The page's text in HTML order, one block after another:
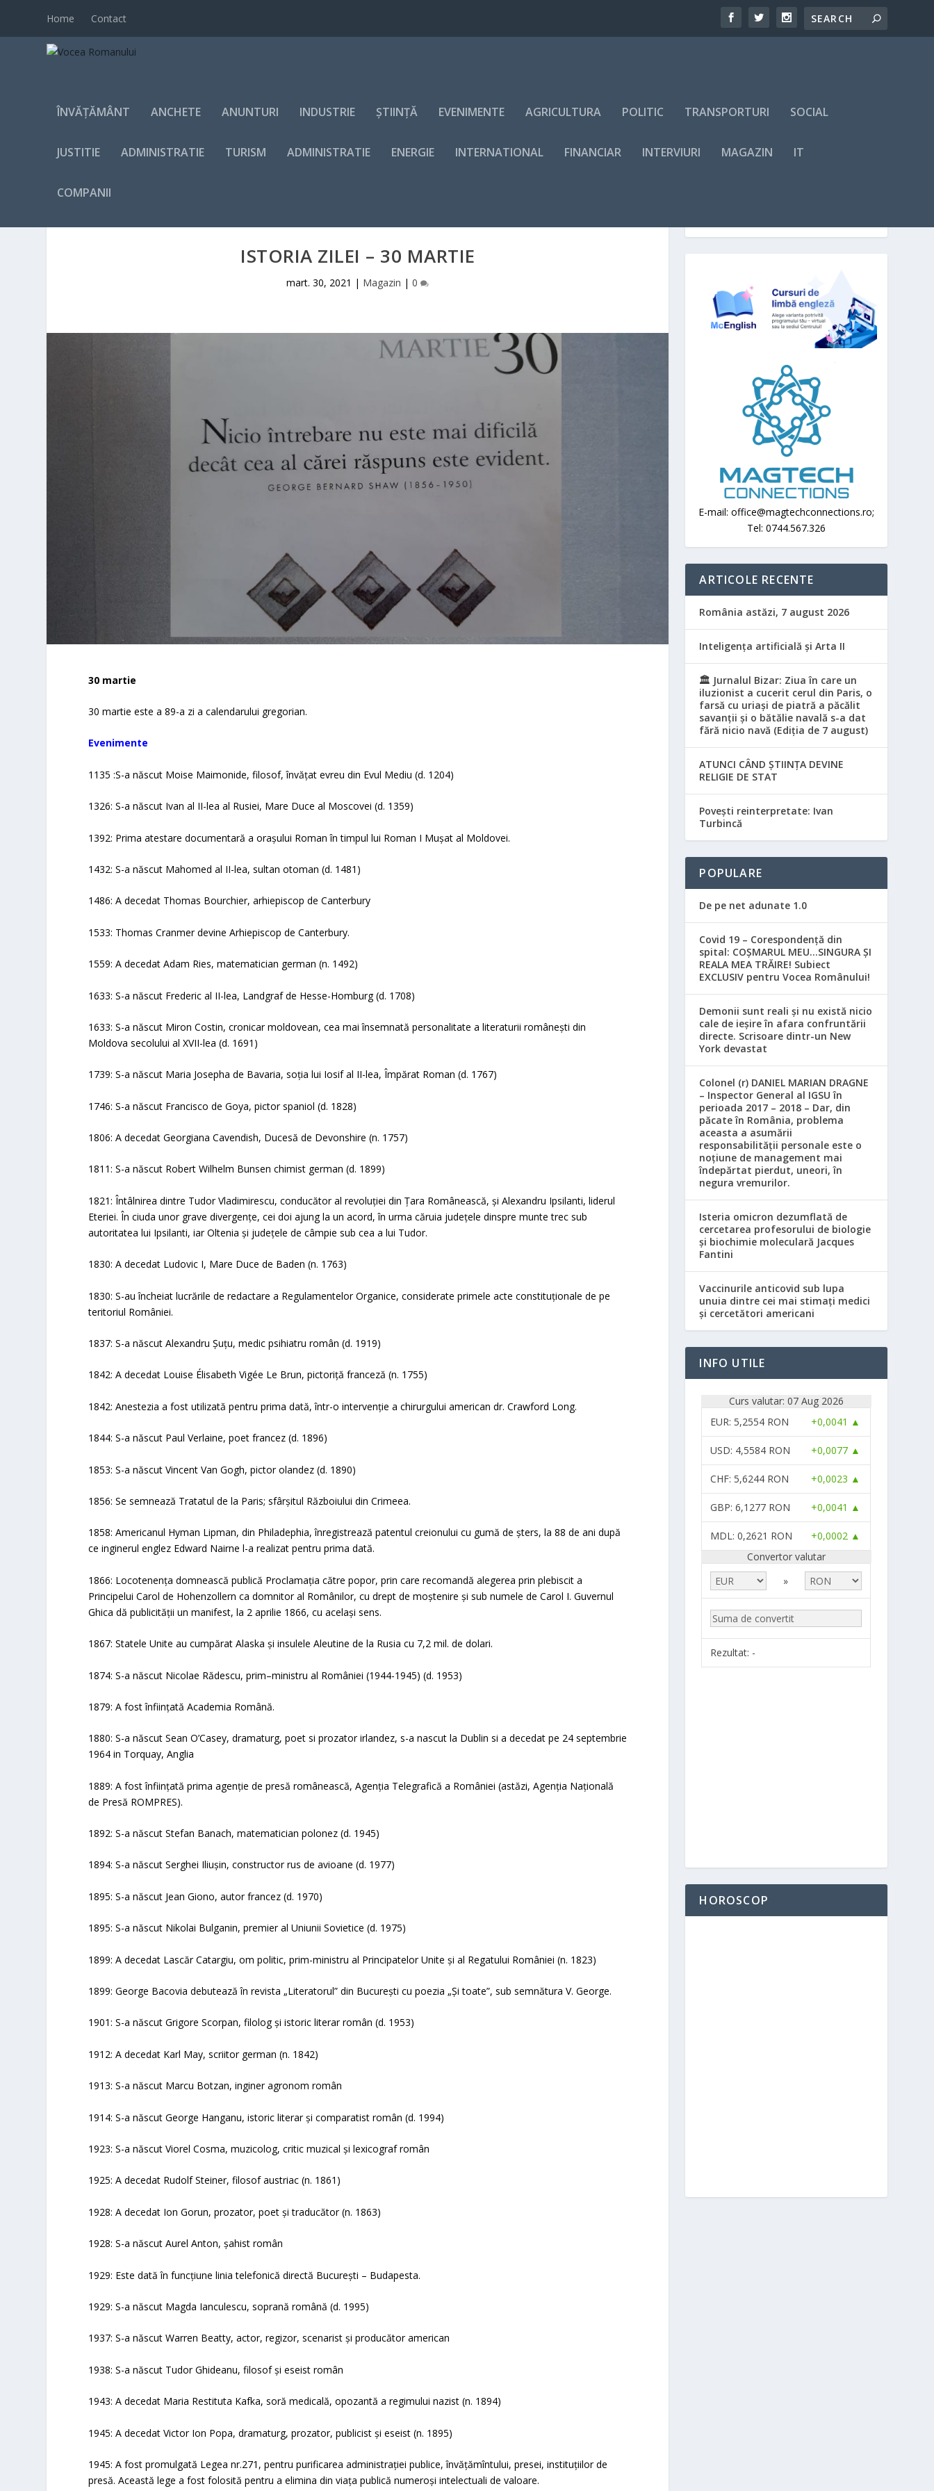
Home Contact
ÎNVĂȚĂMÂNT ANCHETE ANUNTURI INDUSTRIE ȘTIINȚĂ EVENIMENTE AGRICULTURA POLITIC TRANSPORTURI SOCIAL
JUSTITIE ADMINISTRATIE TURISM ADMINISTRATIE ENERGIE INTERNATIONAL FINANCIAR INTERVIURI MAGAZIN IT
COMPANII
ISTORIA ZILEI – 30 MARTIE
mart. 30, 2021 | Magazin |0
30 martie
30 martie este a 89-a zi a calendarului gregorian.
Evenimente
1135 :S-a născut Moise Maimonide, filosof, învățat evreu din Evul Mediu (d. 1204)
1326: S-a născut Ivan al II-lea al Rusiei, Mare Duce al Moscovei (d. 1359)
1392: Prima atestare documentară a orașului Roman în timpul lui Roman I Mușat al Moldovei.
1432: S-a născut Mahomed al II-lea, sultan otoman (d. 1481)
1486: A decedat Thomas Bourchier, arhiepiscop de Canterbury
1533: Thomas Cranmer devine Arhiepiscop de Canterbury.
1559: A decedat Adam Ries, matematician german (n. 1492)
1633: S-a născut Frederic al II-lea, Landgraf de Hesse-Homburg (d. 1708)
1633: S-a născut Miron Costin, cronicar moldovean, cea mai însemnată personalitate a literaturii românești din
Moldova secolului al XVII-lea (d. 1691)
1739: S-a născut Maria Josepha de Bavaria, soția lui Iosif al II-lea, Împărat Roman (d. 1767)
1746: S-a născut Francisco de Goya, pictor spaniol (d. 1828)
1806: A decedat Georgiana Cavendish, Ducesă de Devonshire (n. 1757)
1811: S-a născut Robert Wilhelm Bunsen chimist german (d. 1899)
1821: Întâlnirea dintre Tudor Vladimirescu, conducător al revoluției din Țara Românească, și Alexandru Ipsilanti, liderul
Eteriei. În ciuda unor grave divergențe, cei doi ajung la un acord, în urma căruia județele dinspre munte trec sub
autoritatea lui Ipsilanti, iar Oltenia și județele de câmpie sub cea a lui Tudor.
1830: A decedat Ludovic I, Mare Duce de Baden (n. 1763)
1830: S-au încheiat lucrările de redactare a Regulamentelor Organice, considerate primele acte constituționale de pe
teritoriul României.
1837: S-a născut Alexandru Șuțu, medic psihiatru român (d. 1919)
1842: A decedat Louise Élisabeth Vigée Le Brun, pictoriță franceză (n. 1755)
1842: Anestezia a fost utilizată pentru prima dată, într-o intervenție a chirurgului american dr. Crawford Long.
1844: S-a născut Paul Verlaine, poet francez (d. 1896)
1853: S-a născut Vincent Van Gogh, pictor olandez (d. 1890)
1856: Se semnează Tratatul de la Paris; sfârșitul Războiului din Crimeea.
1858: Americanul Hyman Lipman, din Philadephia, înregistrează patentul creionului cu gumă de șters, la 88 de ani după
ce inginerul englez Edward Nairne l-a realizat pentru prima dată.
1866: Locotenența domnească publică Proclamația către popor, prin care recomandă alegerea prin plebiscit a
Principelui Carol de Hohenzollern ca domnitor al Românilor, cu drept de moștenire și sub numele de Carol I. Guvernul
Ghica dă publicității un manifest, la 2 aprilie 1866, cu același sens.
1867: Statele Unite au cumpărat Alaska și insulele Aleutine de la Rusia cu 7,2 mil. de dolari.
1874: S-a născut Nicolae Rădescu, prim–ministru al României (1944-1945) (d. 1953)
1879: A fost înființată Academia Română.
1880: S-a născut Sean O’Casey, dramaturg, poet si prozator irlandez, s-a nascut la Dublin si a decedat pe 24 septembrie
1964 in Torquay, Anglia
1889: A fost înființată prima agenție de presă românească, Agenția Telegrafică a României (astăzi, Agenția Națională
de Presă ROMPRES).
1892: S-a născut Stefan Banach, matematician polonez (d. 1945)
1894: S-a născut Serghei Iliușin, constructor rus de avioane (d. 1977)
1895: S-a născut Jean Giono, autor francez (d. 1970)
1895: S-a născut Nikolai Bulganin, premier al Uniunii Sovietice (d. 1975)
1899: A decedat Lascăr Catargiu, om politic, prim-ministru al Principatelor Unite și al Regatului României (n. 1823)
1899: George Bacovia debutează în revista „Literatorul” din București cu poezia „Și toate”, sub semnătura V. George.
1901: S-a născut Grigore Scorpan, filolog și istoric literar român (d. 1953)
1912: A decedat Karl May, scriitor german (n. 1842)
1913: S-a născut Marcu Botzan, inginer agronom român
1914: S-a născut George Hanganu, istoric literar și comparatist român (d. 1994)
1923: S-a născut Viorel Cosma, muzicolog, critic muzical și lexicograf român
1925: A decedat Rudolf Steiner, filosof austriac (n. 1861)
1928: A decedat Ion Gorun, prozator, poet și traducător (n. 1863)
1928: S-a născut Aurel Anton, șahist român
1929: Este dată în funcțiune linia telefonică directă București – Budapesta.
1929: S-a născut Magda Ianculescu, soprană română (d. 1995)
1937: S-a născut Warren Beatty, actor, regizor, scenarist și producător american
1938: S-a născut Tudor Ghideanu, filosof și eseist român
1943: A decedat Maria Restituta Kafka, soră medicală, opozantă a regimului nazist (n. 1894)
1945: A decedat Victor Ion Popa, dramaturg, prozator, publicist și eseist (n. 1895)
1945: A fost promulgată Legea nr.271, pentru purificarea administrației publice, învățămîntului, presei, instituțiilor de
presă. Această lege a fost folosită pentru a elimina din viața publică numeroși intelectuali de valoare.
E-mail: office@magtechconnections.ro;
Tel: 0744.567.326
ARTICOLE RECENTE
România astăzi, 7 august 2026
Inteligența artificială și Arta II
🏛️ Jurnalul Bizar: Ziua în care un
iluzionist a cucerit cerul din Paris, o
farsă cu uriași de piatră a păcălit
savanții și o bătălie navală s-a dat
fără nicio navă (Ediția de 7 august)
ATUNCI CÂND ȘTIINȚA DEVINE
RELIGIE DE STAT
Povești reinterpretate: Ivan
Turbincă
POPULARE
De pe net adunate 1.0
Covid 19 – Corespondență din
spital: COȘMARUL MEU…SINGURA ȘI
REALA MEA TRĂIRE! Subiect
EXCLUSIV pentru Vocea Românului!
Demonii sunt reali și nu există nicio
cale de ieșire în afara confruntării
directe. Scrisoare dintr-un New
York devastat
Colonel (r) DANIEL MARIAN DRAGNE
– Inspector General al IGSU în
perioada 2017 – 2018 – Dar, din
păcate în România, problema
aceasta a asumării
responsabilităţii personale este o
noţiune de management mai
îndepărtat pierdut, uneori, în
negura vremurilor.
Isteria omicron dezumflată de
cercetarea profesorului de biologie
și biochimie moleculară Jacques
Fantini
Vaccinurile anticovid sub lupa
unuia dintre cei mai stimați medici
și cercetători americani
INFO UTILE
Curs valutar: 07 Aug 2026
EUR: 5,2554 RON +0,0041 ▲
USD: 4,5584 RON +0,0077 ▲
CHF: 5,6244 RON +0,0023 ▲
GBP: 6,1277 RON +0,0041 ▲
MDL : 0,2621 RON
+0,0002 ▲
Convertor valutar
»
Rezultat: -
HOROSCOP